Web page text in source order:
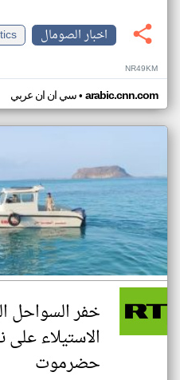
اخبار الصومال
NR49KM
سي ان ان عربي• arabic.cnn.com
خفر السواحل
الاستيلاء
حضرموت